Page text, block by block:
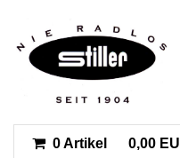
0 Artikel 0,00